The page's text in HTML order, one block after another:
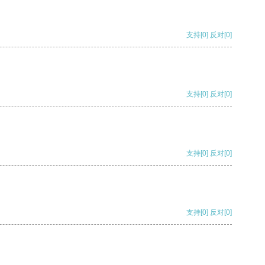
支持[0] 反对[0]
支持[0] 反对[0]
支持[0] 反对[0]
支持[0] 反对[0]